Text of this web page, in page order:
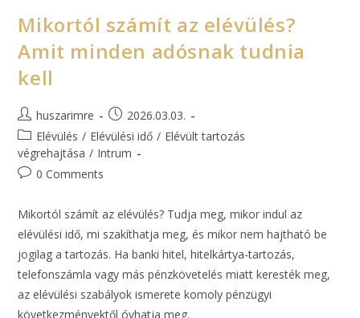
Mikortól számít az elévülés?
Amit minden adósnak tudnia
kell
huszarimre
2026.03.03.
Elévülés / Elévülési idő / Elévült tartozás
végrehajtása / Intrum
0 Comments
Mikortól számít az elévülés? Tudja meg, mikor indul az
elévülési idő, mi szakíthatja meg, és mikor nem hajtható be
jogilag a tartozás. Ha banki hitel, hitelkártya-tartozás,
telefonszámla vagy más pénzkövetelés miatt keresték meg,
az elévülési szabályok ismerete komoly pénzügyi
következményektől óvhatja meg.